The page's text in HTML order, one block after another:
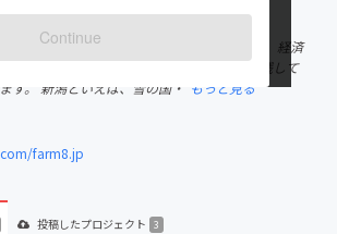
Continue
：新潟県
ザインし、ずっとつながる地域の力になる。 経済
ギャップを埋めて、次世代に確かな大地を残して
す。 新潟といえば、雪の国・ もっと見る
farm8.jp
投稿したプロジェクト 3